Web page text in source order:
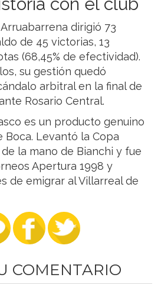
dirigió 73
de 45 victorias, 13
(68,45% de efectividad).
su gestión quedó
arbitral en la final de
Rosario Central.
es un producto genuino
Levantó la Copa
la mano de Bianchi y fue
Apertura 1998 y
de emigrar al Villarreal de
COMENTARIO